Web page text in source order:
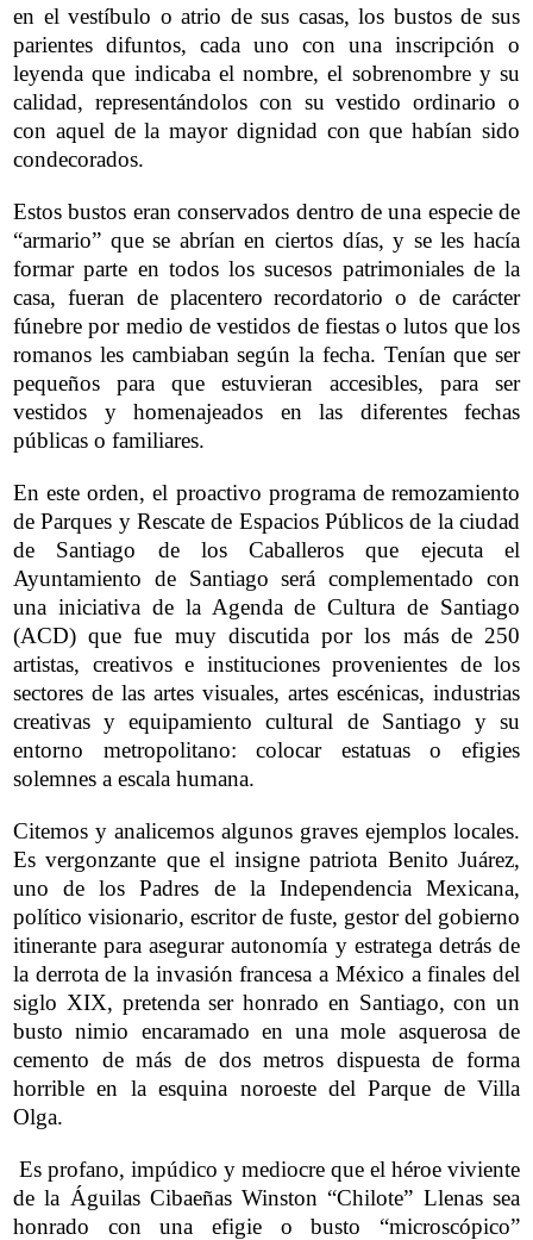
en el vestíbulo o atrio de sus casas, los bustos de sus
parientes difuntos, cada uno con una inscripción o
leyenda que indicaba el nombre, el sobrenombre y su
calidad, representándolos con su vestido ordinario o
con aquel de la mayor dignidad con que habían sido
condecorados.
Estos bustos eran conservados dentro de una especie de
“armario” que se abrían en ciertos días, y se les hacía
formar parte en todos los sucesos patrimoniales de la
casa, fueran de placentero recordatorio o de carácter
fúnebre por medio de vestidos de fiestas o lutos que los
romanos les cambiaban según la fecha. Tenían que ser
pequeños para que estuvieran accesibles, para ser
vestidos y homenajeados en las diferentes fechas
públicas o familiares.
En este orden, el proactivo programa de remozamiento
de Parques y Rescate de Espacios Públicos de la ciudad
de Santiago de los Caballeros que ejecuta el
Ayuntamiento de Santiago será complementado con
una iniciativa de la Agenda de Cultura de Santiago
(ACD) que fue muy discutida por los más de 250
artistas, creativos e instituciones provenientes de los
sectores de las artes visuales, artes escénicas, industrias
creativas y equipamiento cultural de Santiago y su
entorno metropolitano: colocar estatuas o efigies
solemnes a escala humana.
Citemos y analicemos algunos graves ejemplos locales.
Es vergonzante que el insigne patriota Benito Juárez,
uno de los Padres de la Independencia Mexicana,
político visionario, escritor de fuste, gestor del gobierno
itinerante para asegurar autonomía y estratega detrás de
la derrota de la invasión francesa a México a finales del
siglo XIX, pretenda ser honrado en Santiago, con un
busto nimio encaramado en una mole asquerosa de
cemento de más de dos metros dispuesta de forma
horrible en la esquina noroeste del Parque de Villa
Olga.
Es profano, impúdico y mediocre que el héroe viviente
de la Águilas Cibaeñas Winston “Chilote” Llenas sea
honrado con una efigie o busto “microscópico”